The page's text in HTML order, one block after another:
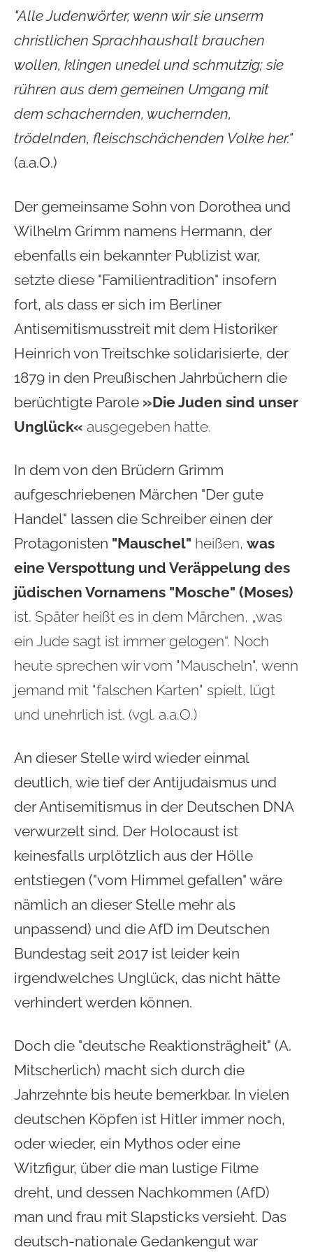
"Alle Judenwörter, wenn wir sie unserm
christlichen Sprachhaushalt brauchen
wollen, klingen unedel und schmutzig; sie
rühren aus dem gemeinen Umgang mit
dem schachernden, wuchernden,
trödelnden, fleischschächenden Volke her."
(a.a.O.)
Der gemeinsame Sohn von Dorothea und
Wilhelm Grimm namens Hermann, der
ebenfalls ein bekannter Publizist war,
setzte diese "Familientradition" insofern
fort, als dass er sich im Berliner
Antisemitismusstreit mit dem Historiker
Heinrich von Treitschke solidarisierte, der
1879 in den Preußischen Jahrbüchern die
berüchtigte Parole »Die Juden sind unser
Unglück« ausgegeben hatte.
In dem von den Brüdern Grimm
aufgeschriebenen Märchen "Der gute
Handel" lassen die Schreiber einen der
Protagonisten "Mauschel" heißen, was
eine Verspottung und Veräppelung des
jüdischen Vornamens "Mosche" (Moses)
ist. Später heißt es in dem Märchen, „was
ein Jude sagt ist immer gelogen“. Noch
heute sprechen wir vom "Mauscheln", wenn
jemand mit "falschen Karten" spielt, lügt
und unehrlich ist. (vgl. a.a.O.)
An dieser Stelle wird wieder einmal
deutlich, wie tief der Antijudaismus und
der Antisemitismus in der Deutschen DNA
verwurzelt sind. Der Holocaust ist
keinesfalls urplötzlich aus der Hölle
entstiegen ("vom Himmel gefallen" wäre
nämlich an dieser Stelle mehr als
unpassend) und die AfD im Deutschen
Bundestag seit 2017 ist leider kein
irgendwelches Unglück, das nicht hätte
verhindert werden können.
Doch die "deutsche Reaktionsträgheit" (A.
Mitscherlich) macht sich durch die
Jahrzehnte bis heute bemerkbar. In vielen
deutschen Köpfen ist Hitler immer noch,
oder wieder, ein Mythos oder eine
Witzfigur, über die man lustige Filme
dreht, und dessen Nachkommen (AfD)
man und frau mit Slapsticks versieht. Das
deutsch-nationale Gedankengut war